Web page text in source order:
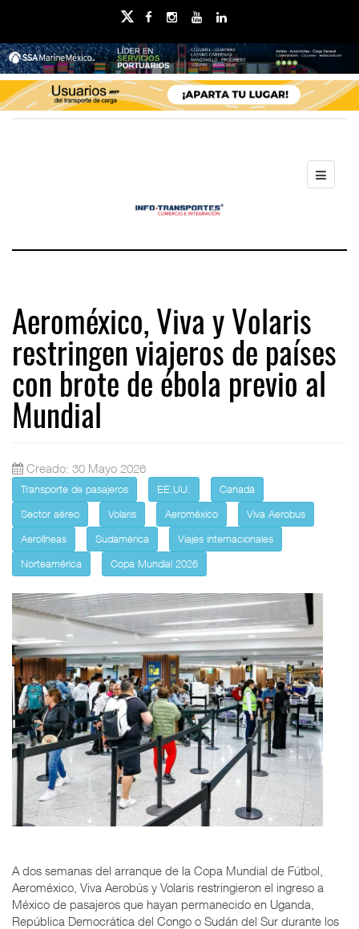
Aeroméxico, Viva y Volaris
restringen viajeros de países
con brote de ébola previo al
Mundial
Creado: 30 Mayo 2026
Transporte de pasajeros EE.UU.
Canadá
Sector aéreo
Volaris Aeroméxico
Viva Aerobus
Aerolíneas
Sudamérica
Viajes internacionales
Norteamérica
Copa Mundial 2026
A dos semanas del arranque de la Copa Mundial de Fútbol,
Aeroméxico, Viva Aerobús y Volaris restringieron el ingreso a
México de pasajeros que hayan permanecido en Uganda,
República Democrática del Congo o Sudán del Sur durante los